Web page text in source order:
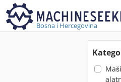
Bosna i Hercegovina